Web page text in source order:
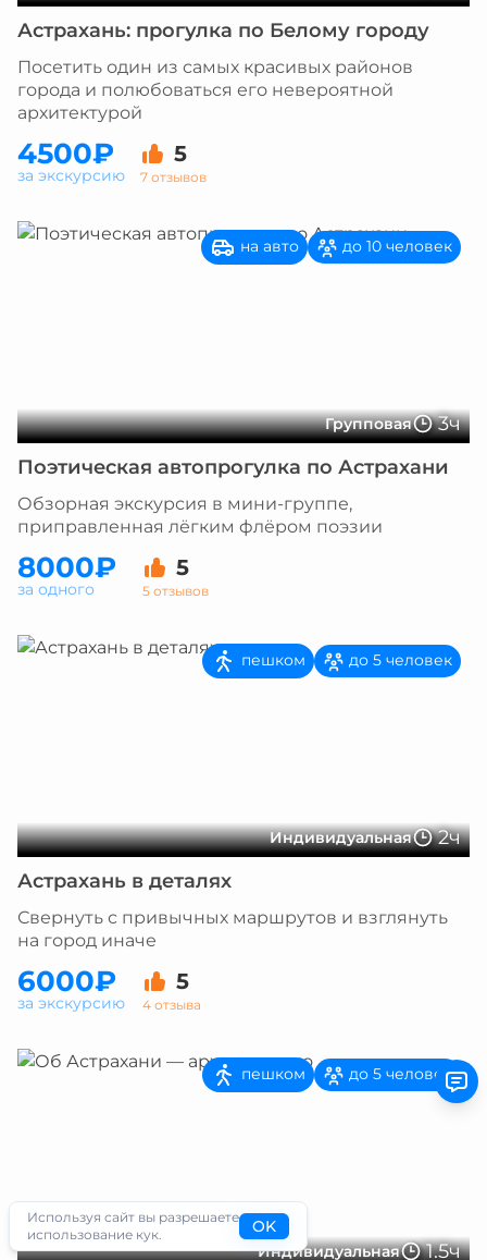
Астрахань: прогулка по Белому городу
Посетить один из самых красивых районов
города и полюбоваться его невероятной
архитектурой
4500₽ 5
7 отзывов
за экскурсию
Групповая 3ч
на авто до 10 человек
Поэтическая автопрогулка по Астрахани
Обзорная экскурсия в мини-группе,
приправленная лёгким флёром поэзии
8000₽ 5
5 отзывов
за одного
Индивидуальная 2ч
пешком до 5 человек
Астрахань в деталях
Свернуть с привычных маршрутов и взглянуть
на город иначе
6000₽ 5
4 отзыва
за экскурсию
Индивидуальная 1.5ч
пешком до 5 человек
Используя сайт вы разрешаете
использование кук.
OK